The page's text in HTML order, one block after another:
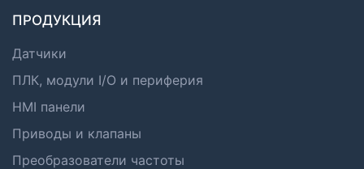
ПРОДУКЦИЯ
Датчики
ПЛК, модули I/O и периферия
HMI панели
Приводы и клапаны
Преобразователи частоты